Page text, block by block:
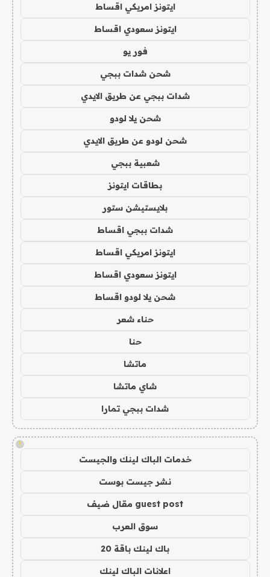
ايتونز امريكي اقساط
ايتونز سعودي اقساط
فور يو
شحن شدات ببجي
شدات ببجي عن طريق الايدي
شحن يلا لودو
شحن لودو عن طريق الايدي
شعبية ببجي
بطاقات ايتونز
بلايستيشن ستور
شدات ببجي اقساط
ايتونز امريكي اقساط
ايتونز سعودي اقساط
شحن يلا لودو اقساط
حناء شعر
حنا
ماتشا
شاي ماتشا
شدات ببجي تمارا
!
خدمات الباك لينك والجيست
نشر جيست بوست
guest post مقال ضيف
سوق العرب
باك لينك باقة 20
اعلانات الباك لينك